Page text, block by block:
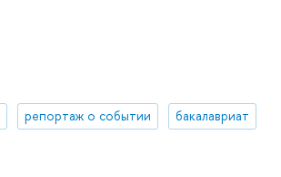
репортаж о событии бакалавриат